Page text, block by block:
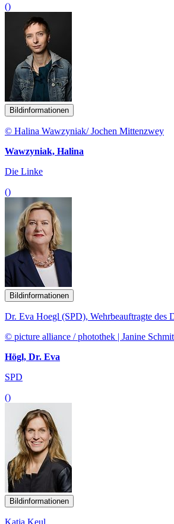
()
Bildinformationen
© Halina Wawzyniak/ Jochen Mittenzwey
Wawzyniak, Halina
Die Linke
()
Bildinformationen
Dr. Eva Hoegl (SPD), Wehrbeauftragte des
© picture alliance / photothek | Janine
Högl, Dr. Eva
SPD
()
Bildinformationen
Katja Keul